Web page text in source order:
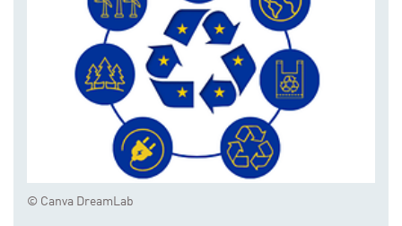
© Canva DreamLab